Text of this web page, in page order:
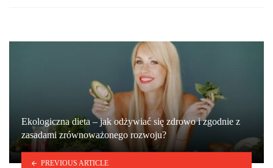
Ekologiczna dieta – jak odżywiać się zdrowo i zgodnie z
zasadami zrównoważonego rozwoju?
PREVIOUS ARTICLE